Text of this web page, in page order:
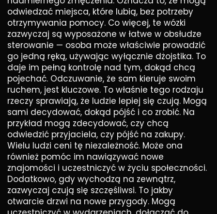
odwiedzać miejsca, które lubią, bez potrzeby
otrzymywania pomocy. Co więcej, te wózki
zazwyczaj są wyposażone w łatwe w obsłudze
sterowanie — osoba może właściwie prowadzić
go jedną ręką, używając wyłącznie dżojstika. To
daje im pełną kontrolę nad tym, dokąd chcą
pojechać. Odczuwanie, że sam kieruje swoim
ruchem, jest kluczowe. To właśnie tego rodzaju
rzeczy sprawiają, że ludzie lepiej się czują. Mogą
sami decydować, dokąd pójść i co zrobić. Na
przykład mogą zdecydować, czy chcą
odwiedzić przyjaciela, czy pójść na zakupy.
Wielu ludzi ceni tę niezależność. Może ona
również pomóc im nawiązywać nowe
znajomości i uczestniczyć w życiu społeczności.
Dodatkowo, gdy wychodzą na zewnątrz,
zazwyczaj czują się szczęśliwsi. To jakby
otwarcie drzwi na nowe przygody. Mogą